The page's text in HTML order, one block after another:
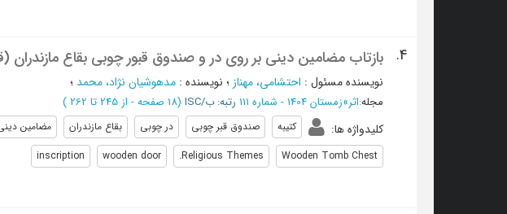
4. بازتاب مضامین دینی بر روی در و صندوق قبور چوبی بقاع
نویسنده مسئول : احتشامی، مهناز ؛ نویسنده : مدهوشیان‌ نژاد، محمد ؛
مجله:اثر»زمستان 1404 - شماره 111 رتبه: ب/ISC (‎18 صفحه - از 245 تا 262 )
کلیدواژه ها: کتیبه صندوق قبر چوبی در چوبی بقاع مازندران مضامین
Wooden Tomb Chest
Religious Themes.
wooden door
inscription